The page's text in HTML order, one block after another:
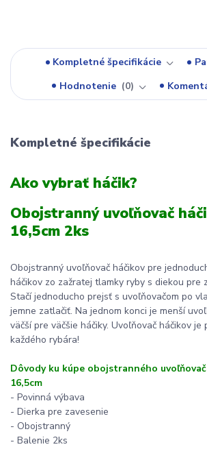
Kompletné špecifikácie
Hodnotenie
0
Kompletné špecifikácie
Ako vybrať háčik?
Obojstranný uvoľňovač
16,5cm 2ks
Obojstranný uvoľňovač háčikov pre
háčikov zo zažratej tlamky ryby s diekou pre
Stačí jednoducho prejsť s uvoľňovačom po
jemne zatlačiť. Na jednom konci je menší
väčší pre väčšie háčiky. Uvoľňovač háčikov je
každého rybára!
Dôvody ku kúpe obojstranného
16,5cm
- Povinná výbava
- Dierka pre zavesenie
- Obojstranný
- Balenie 2ks